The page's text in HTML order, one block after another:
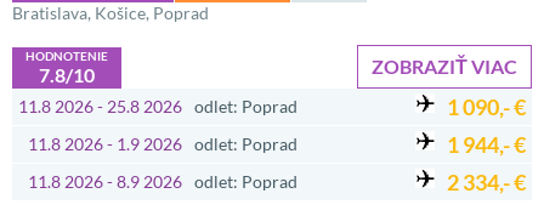
Bratislava, Košice, Poprad
ZOBRAZIŤ VIAC
HODNOTENIE
7.8/10
11.8 2026 - 25.8 2026 odlet: Poprad 1 090,- €
11.8 2026 - 1.9 2026 odlet: Poprad 1 944,- €
11.8 2026 - 8.9 2026 odlet: Poprad 2 334,- €